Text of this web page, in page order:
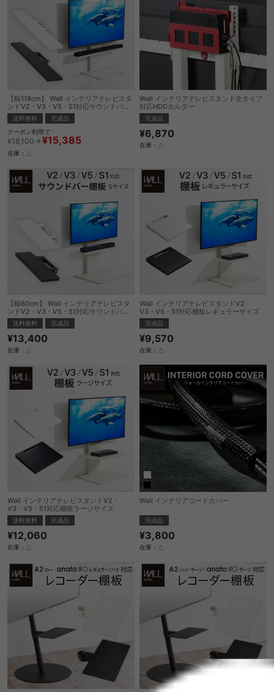
【幅118cm】 Wall インテリアテレビスタ
ンドV2・V3・V5・S1対応サウンドバー
棚板Lサイズ
送料無料
完成品
クーポン利用で
¥18,100→ ¥15,385
在庫：△
Wall インテリアテレビスタンド全タイプ
対応HDDホルダー
完成品
¥6,870
在庫：△
【幅60cm】 Wall インテリアテレビスタ
ンドV2・V3・V5・S1対応サウンドバー
棚板Sサイズ
送料無料 完成品
¥13,400
在庫：△
Wall インテリアテレビスタンドV2・
V3・V5・S1対応棚板レギュラーサイズ
完成品
¥9,570
在庫：△
Wall インテリアテレビスタンドV2・
V3・V5・S1対応棚板ラージサイズ
送料無料 完成品
¥12,060
在庫：△
Wall インテリアコードカバー
完成品
¥3,800
在庫：△